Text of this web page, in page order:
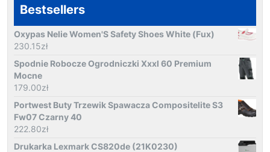
Bestsellers
Oxypas Nelie Women'S Safety Shoes White (Fux)
230.15zł
Spodnie Robocze Ogrodniczki Xxxl 60 Premium
Mocne
179.00zł
Portwest Buty Trzewik Spawacza Compositelite S3
Fw07 Czarny 40
222.80zł
Drukarka Lexmark CS820de (21K0230)